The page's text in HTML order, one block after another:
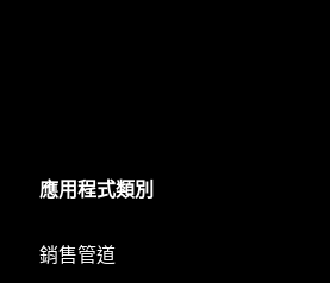
應用程式類別
銷售管道